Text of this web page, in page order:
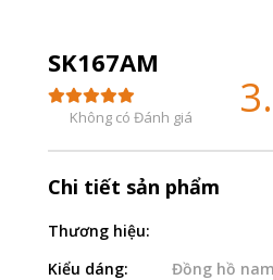
SK167AM
Không có Đánh giá
Chi tiết sản phẩm
Thương hiệu:
Kiểu dáng:
Đồng hồ nam